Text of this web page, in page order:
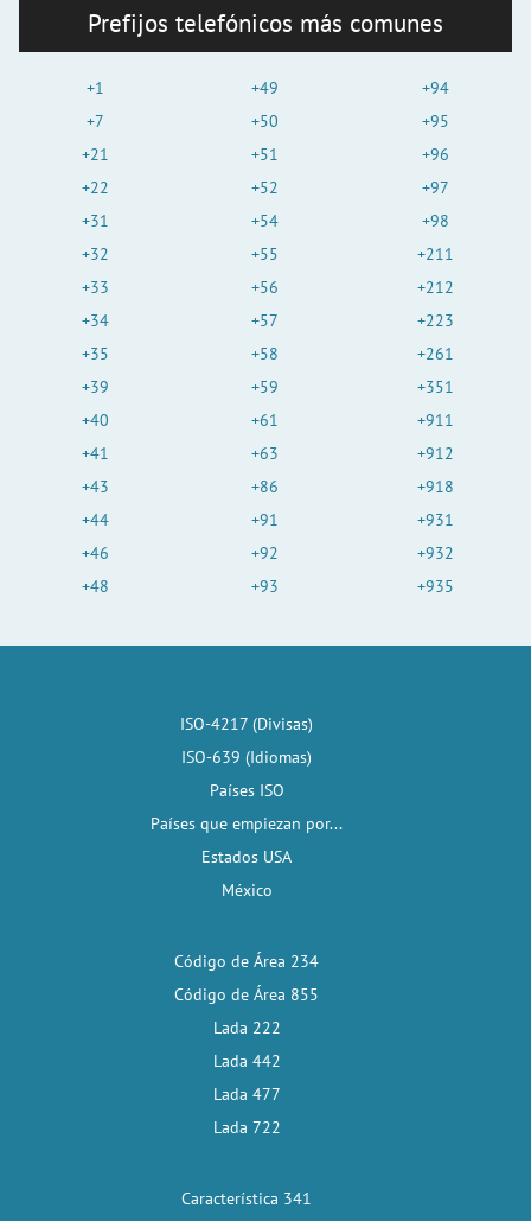
Prefijos telefónicos más comunes
+1
+7
+21
+22
+31
+32
+33
+34
+35
+39
+40
+41
+43
+44
+46
+48
+49
+50
+51
+52
+54
+55
+56
+57
+58
+59
+61
+63
+86
+91
+92
+93
+94
+95
+96
+97
+98
+211
+212
+223
+261
+351
+911
+912
+918
+931
+932
+935
ISO-4217 (Divisas)
ISO-639 (Idiomas)
Países ISO
Países que empiezan por...
Estados USA
México
Código de Área 234
Código de Área 855
Lada 222
Lada 442
Lada 477
Lada 722
Característica 341